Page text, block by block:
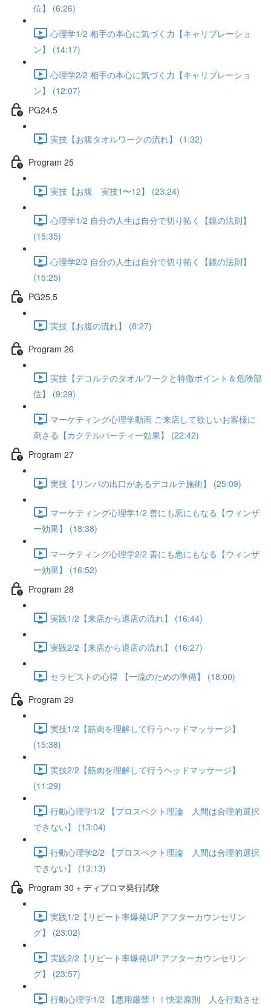
位】 (6:26)
心理学1/2 相手の本心に気づく力【キャリブレーショ
ン】 (14:17)
心理学2/2 相手の本心に気づく力【キャリブレーショ
ン】 (12:07)
PG24.5
実技【お腹タオルワークの流れ】 (1:32)
Program 25
実技【お腹 実技1〜12】 (23:24)
心理学1/2 自分の人生は自分で切り拓く【鏡の法則】
(15:35)
心理学2/2 自分の人生は自分で切り拓く【鏡の法則】
(15:25)
PG25.5
実技【お腹の流れ】 (8:27)
Program 26
実技【デコルテのタオルワークと特徴ポイント＆危険部
位】 (9:29)
マーケティング心理学動画 ご来店して欲しいお客様に
刺さる【カクテルパーティー効果】 (22:42)
Program 27
実技【リンパの出口があるデコルテ施術】 (25:09)
マーケティング心理学1/2 善にも悪にもなる【ウィンザ
ー効果】 (18:38)
マーケティング心理学2/2 善にも悪にもなる【ウィンザ
ー効果】 (16:52)
Program 28
実践1/2【来店から退店の流れ】 (16:44)
実践2/2【来店から退店の流れ】 (16:27)
セラピストの心得 【一流のための準備】 (18:00)
Program 29
実技1/2【筋肉を理解して行うヘッドマッサージ】
(15:38)
実技2/2【筋肉を理解して行うヘッドマッサージ】
(11:29)
行動心理学1/2 【プロスペクト理論 人間は合理的選択
できない】 (13:04)
行動心理学2/2 【プロスペクト理論 人間は合理的選択
できない】 (13:13)
Program 30 + ディプロマ発行試験
実践1/2【リピート率爆発UP アフターカウンセリン
グ】 (23:02)
実践2/2【リピート率爆発UP アフターカウンセリン
グ】 (23:57)
行動心理学1/2 【悪用厳禁！！快楽原則 人を行動させ